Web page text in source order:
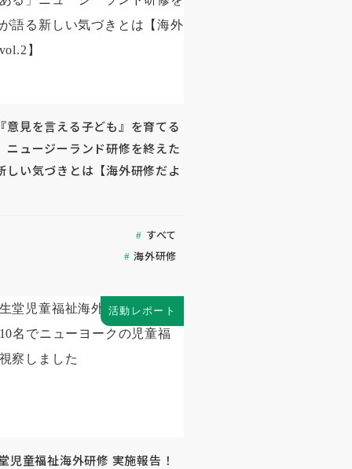
意見を言える子ども』を育てる
ニュージーランド研修を終えた
しい気づきとは【海外研修だよ
すべて
海外研修
活動レポート
児童福祉海外研修 実施報告！